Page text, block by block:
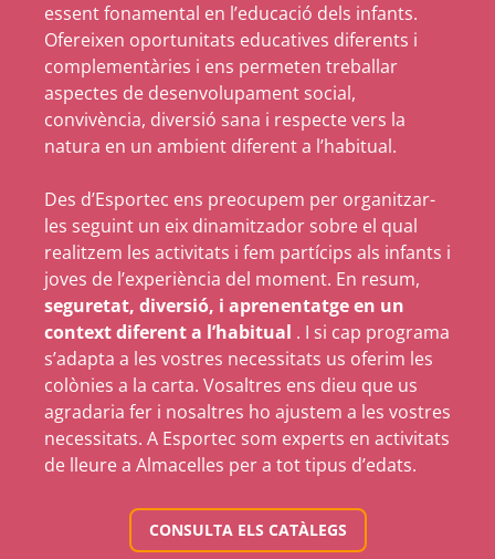
essent fonamental en l’educació dels infants.
Ofereixen oportunitats educatives diferents i
complementàries i ens permeten treballar
aspectes de desenvolupament social,
convivència, diversió sana i respecte vers la
natura en un ambient diferent a l’habitual.
Des d’Esportec ens preocupem per organitzar-
les seguint un eix dinamitzador sobre el qual
realitzem les activitats i fem partícips als infants i
joves de l’experiència del moment. En resum,
seguretat, diversió, i aprenentatge en un
context diferent a l’habitual . I si cap programa
s’adapta a les vostres necessitats us oferim les
colònies a la carta. Vosaltres ens dieu que us
agradaria fer i nosaltres ho ajustem a les vostres
necessitats. A Esportec som experts en activitats
de lleure a Almacelles per a tot tipus d’edats.
CONSULTA ELS CATÀLEGS